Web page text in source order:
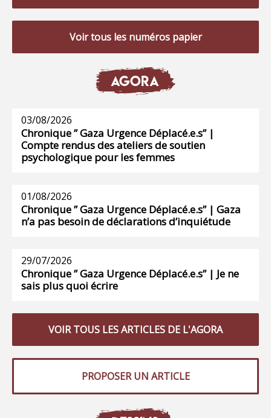
Voir tous les numéros papier
AGORA
03/08/2026
Chronique ” Gaza Urgence Déplacé.e.s” |
Compte rendus des ateliers de soutien
psychologique pour les femmes
01/08/2026
Chronique ” Gaza Urgence Déplacé.e.s” | Gaza
n’a pas besoin de déclarations d’inquiétude
29/07/2026
Chronique ” Gaza Urgence Déplacé.e.s” | Je ne
sais plus quoi écrire
VOIR TOUS LES ARTICLES DE L'AGORA
PROPOSER UN ARTICLE